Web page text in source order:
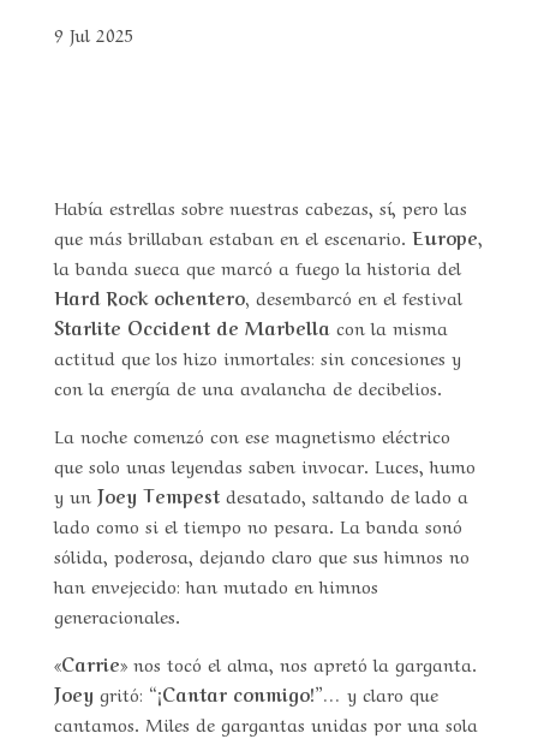
9 Jul 2025
Había estrellas sobre nuestras cabezas, sí, pero las
que más brillaban estaban en el escenario. Europe,
la banda sueca que marcó a fuego la historia del
Hard Rock ochentero, desembarcó en el festival
Starlite Occident de Marbellacon la misma
actitud que los hizo inmortales: sin concesiones y
con la energía de una avalancha de decibelios.
La noche comenzó con ese magnetismo eléctrico
que solo unas leyendas saben invocar. Luces, humo
y un Joey Tempestdesatado, saltando de lado a
lado como si el tiempo no pesara. La banda sonó
sólida, poderosa, dejando claro que sus himnos no
han envejecido: han mutado en himnos
generacionales.
«Carrie»nos tocó el alma, nos apretó la garganta.
Joey gritó: “¡Cantar conmigo!”… y claro que
cantamos. Miles de gargantas unidas por una sola